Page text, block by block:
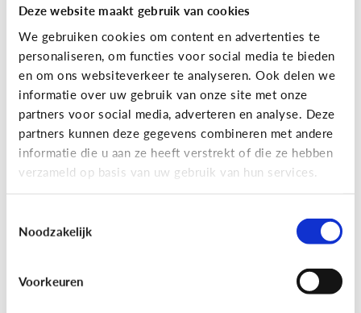
Deze website maakt gebruik van cookies
We gebruiken cookies om content en advertenties te
personaliseren, om functies voor social media te bieden
en om ons websiteverkeer te analyseren. Ook delen we
informatie over uw gebruik van onze site met onze
partners voor social media, adverteren en analyse. Deze
partners kunnen deze gegevens combineren met andere
informatie die u aan ze heeft verstrekt of die ze hebben
verzameld op basis van uw gebruik van hun services.
Noodzakelijk
Voorkeuren
Reclame
[Game] Game jezelf reclamewijs